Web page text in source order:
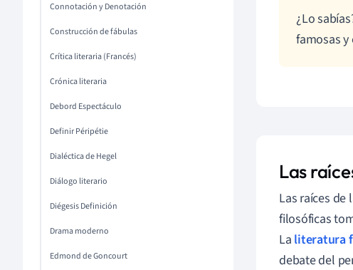
Connotación y Denotación
Construcción de fábulas
Crítica literaria (Francés)
Crónica literaria
Debord Espectáculo
Definir Péripétie
Dialéctica de Hegel
Diálogo literario
Diégesis Definición
Drama moderno
Edmond de Goncourt
¿Lo
famosas
Las
Las raíces de
filosóficas
La literatura
debate del